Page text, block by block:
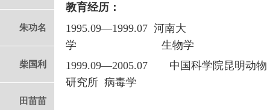
朱功名
柴国利
田苗苗
教育经历：
1995.09—1999.07 河南大
学 生物学
1999.09—2005.07 中国科学院昆明动物
研究所 病毒学